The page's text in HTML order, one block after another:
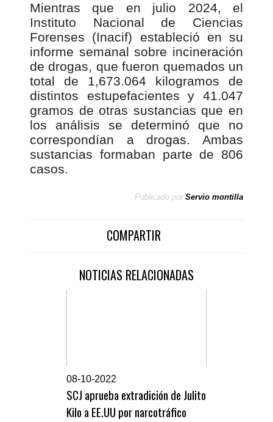
Mientras que en julio 2024, el
Instituto Nacional de Ciencias
Forenses (Inacif) estableció en su
informe semanal sobre incineración
de drogas, que fueron quemados un
total de 1,673.064 kilogramos de
distintos estupefacientes y 41.047
gramos de otras sustancias que en
los análisis se determinó que no
correspondían a drogas. Ambas
sustancias formaban parte de 806
casos.
Publicado por Servio montilla
COMPARTIR
NOTICIAS RELACIONADAS
08-10-2022
SCJ aprueba extradición de Julito
Kilo a EE.UU por narcotráfico